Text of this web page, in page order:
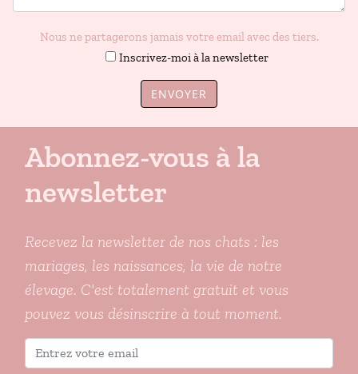
Nous ne partagerons jamais votre email avec des tiers.
Inscrivez-moi à la newsletter
ENVOYER
Abonnez-vous à la
newsletter
Recevez la newsletter de nos chats : les
mariages, les naissances, la vie de notre
élevage. C'est totalement gratuit et vous
pouvez vous désinscrire à tout moment.